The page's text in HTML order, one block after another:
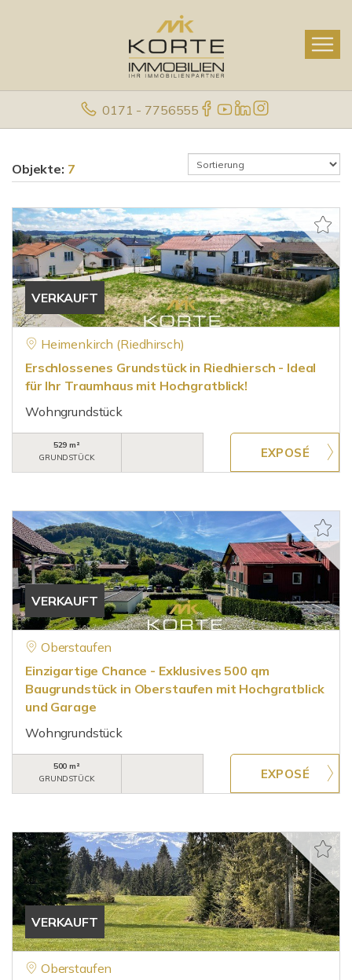
0171 - 7756555
Objekte: 7
VERKAUFT
Heimenkirch (Riedhirsch)
Erschlossenes Grundstück in Riedhiersch - Ideal
für Ihr Traumhaus mit Hochgratblick!
Wohngrundstück
529 m²
GRUNDSTÜCK
VERKAUFT
Oberstaufen
Einzigartige Chance - Exklusives 500 qm
Baugrundstück in Oberstaufen mit Hochgratblick
und Garage
Wohngrundstück
500 m²
GRUNDSTÜCK
VERKAUFT
Oberstaufen